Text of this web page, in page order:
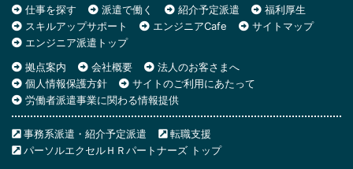
仕事を探す 派遣で働く 紹介予定派遣
福利厚生
スキルアップサポート
エンジニアCafe
サイトマップ
エンジニア派遣トップ
拠点案内
会社概要
法人のお客さまへ
個人情報保護方針
サイトのご利用にあたって
労働者派遣事業に関わる情報提供
事務系派遣・紹介予定派遣
転職支援
パーソルエクセルＨＲパートナーズ トップ